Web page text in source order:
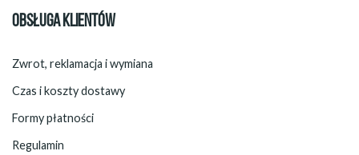
OBSŁUGA KLIENTÓW
Zwrot, reklamacja i wymiana
Czas i koszty dostawy
Formy płatności
Regulamin